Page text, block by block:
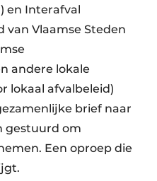
en Interafval
van Vlaamse Steden
andere lokale
lokaal afvalbeleid)
brief naar
gestuurd om
Een oproep die